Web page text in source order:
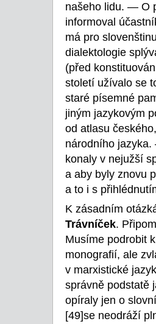
našeho lidu. — O
informoval
má pro
dialektologie
(před
století užívalo se
staré písemné
jiným jazykovým
od atlasu
národního
konaly v nejužší
a aby byly znovu
a to i s
K zásadním
Trávníček.
Musíme podrobit
monografií, ale
v marxistické
správně podstatě
opíraly jen o
[49]se neodráží